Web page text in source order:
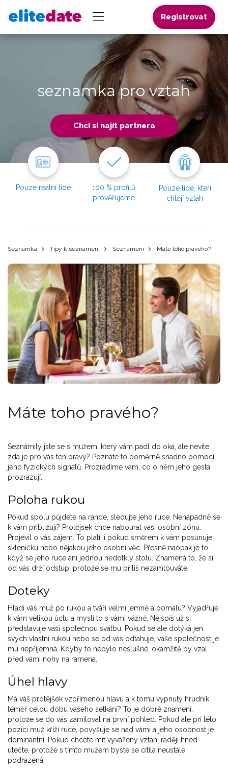
Registrovat
seznamka pro vztah
Chci si najít partnera
Pouze reální lidé
100 % profilů
prověřujeme
Pouze lidé, kteří
chtějí vztah
Seznamka Tipy k seznámení Seznámení Máte toho pravého?
Máte toho pravého?
Seznámily jste se s mužem, který vám padl do oka, ale nevíte,
zda je pro vás ten pravý? Poznáte to poměrně snadno pomocí
jeho fyzických signálů. Prozradíme vám, co o něm jeho gesta
prozrazují.
Poloha rukou
Pokud spolu půjdete na rande, sledujte jeho ruce. Nenápadně se
k vám přibližují? Protějšek chce nabourat vaši osobní zónu.
Projevil o vás zájem. To platí, i pokud směrem k vám posunuje
skleničku nebo nějakou jeho osobní věc. Přesně naopak je to,
když se jeho ruce ani jednou nedotkly stolu. Znamená to, že si
od vás drží odstup, protože se mu příliš nezamlouváte.
Doteky
Hladí vás muž po rukou a tváři velmi jemně a pomalu? Vyjadřuje
k vám velikou úctu a myslí to s vámi vážně. Nejspíš už si
představuje vaši společnou svatbu. Pokud se ale dotýká jen
svých vlastní rukou nebo se od vás odtahuje, vaše společnost je
mu nepříjemná. Kdyby to nebylo neslušné, okamžitě by vzal
před vámi nohy na ramena.
Úhel hlavy
Má váš protějšek vzpřímenou hlavu a k tomu vypnutý hrudník
téměř celou dobu vašeho setkání? To je dobré znamení,
protože se do vás zamiloval na první pohled. Pokud ale při této
pozici muž kříží ruce, povyšuje se nad vámi a jeho osobnost je
dominantní. Pokud chcete mít vyvážený vztah, raději hned
utečte, protože s tímto mužem byste se cítila neustále
podřazená.